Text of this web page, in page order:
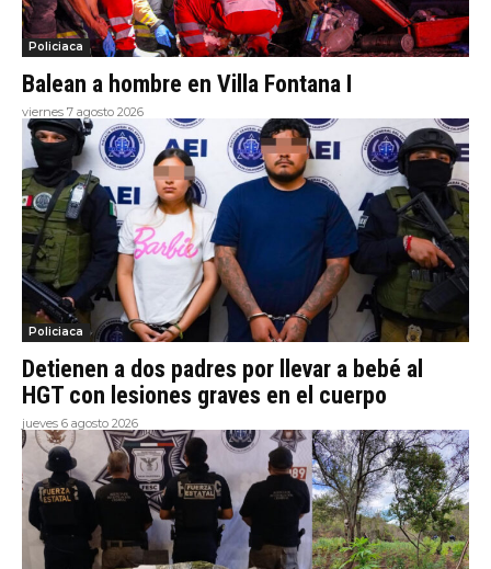
Policiaca
Balean a hombre en Villa Fontana I
viernes 7 agosto 2026
Policiaca
Detienen a dos padres por llevar a bebé al
HGT con lesiones graves en el cuerpo
jueves 6 agosto 2026